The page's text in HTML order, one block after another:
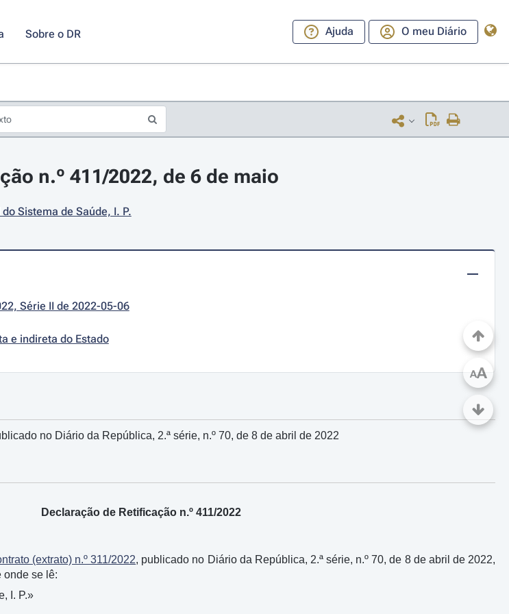
Sobre o DR Ajuda O meu Diário
n.º 411/2022, de 6 de maio
Sistema de Saúde, I. P.
Série II de 2022-05-06
e indireta do Estado
no Diário da República, 2.ª série, n.º 70, de 8 de abril de 2022
Declaração de Retificação n.º 411/2022
(extrato) n.º 311/2022, publicado no Diário da República, 2.ª série, n.º 70, de 8 de abril de 2022,
onde se lê:
I. P.»
AA